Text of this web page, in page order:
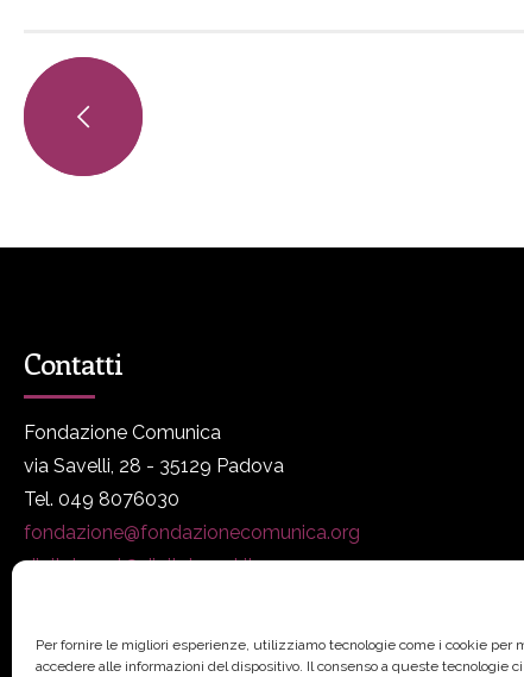
Per fornire le migliori esperienze, utilizziamo tecnologie come i cookie per
accedere alle informazioni del dispositivo. Il consenso a queste tecnologie
Contatti
Fondazione Comunica
via Savelli, 28 - 35129 Padova
Tel. 049 8076030
fondazione@fondazionecomunica.org
digitalmeet@digitalmeet.it